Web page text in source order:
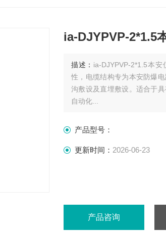
ia-DJYPVP-2*1.5
描述： ia-DJYPVP-2*1.5本
性，电缆结构专为本安防爆
沟敷设及直埋敷设。适合于
自动化...
产品型号：
更新时间： 2026-06-23
产品咨询